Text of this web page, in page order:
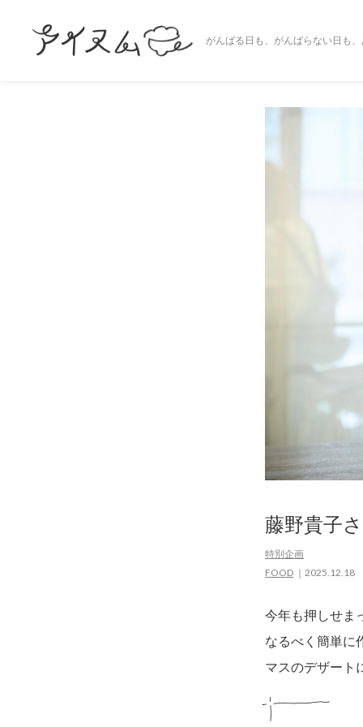
がんばる日も、がんばらない日も
藤野貴子
特別企画
FOOD
2025.12.18
今年も押しせま
なるべく簡単に
マスのデザート